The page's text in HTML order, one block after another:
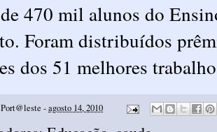
470 mil alunos do
Foram distribuídos
dos 51 melhores
-agosto 14, 2010